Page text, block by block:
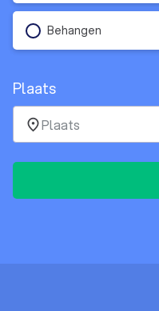
Behangen
Plaats
place